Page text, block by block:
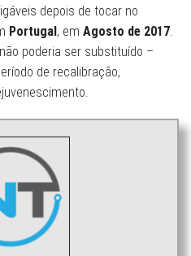
depois de tocar no
Portugal, em Agosto de 2017.
poderia ser substituído –
de recalibração,